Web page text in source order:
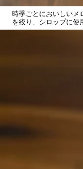
時季ごとにおいしいメ
を絞り、シロップに使